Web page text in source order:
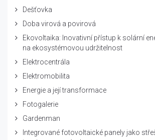
Dešťovka
Doba virová a povirová
Ekovoltaika: Inovativní přístup k solární
na ekosystémovou udržitelnost
Elektrocentrála
Elektromobilita
Energie a její transformace
Fotogalerie
Gardenman
Integrované fotovoltaické panely jako